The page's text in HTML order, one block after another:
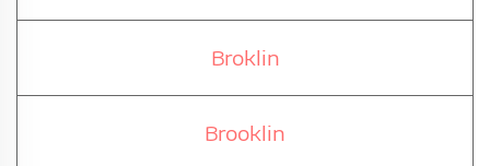
Broklin
Brooklin